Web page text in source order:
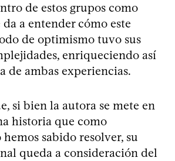
de estos grupos como
a entender cómo este
de optimismo tuvo sus
enriqueciendo así
de ambas experiencias.
si bien la autora se mete en
historia que como
sabido resolver, su
queda a consideración del